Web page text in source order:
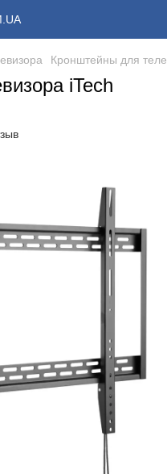
Кронштейны для
iTech